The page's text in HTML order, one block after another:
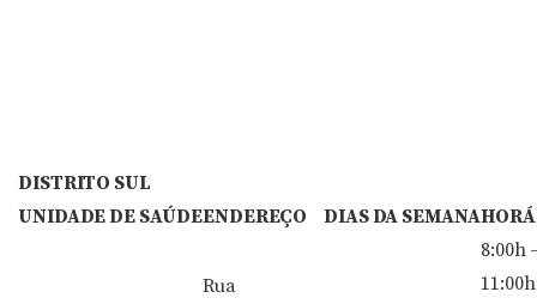
DISTRITO SUL
UNIDADE DE SAÚDEENDEREÇO DIAS DA SEMANA
Rua
8:00h
11:00h